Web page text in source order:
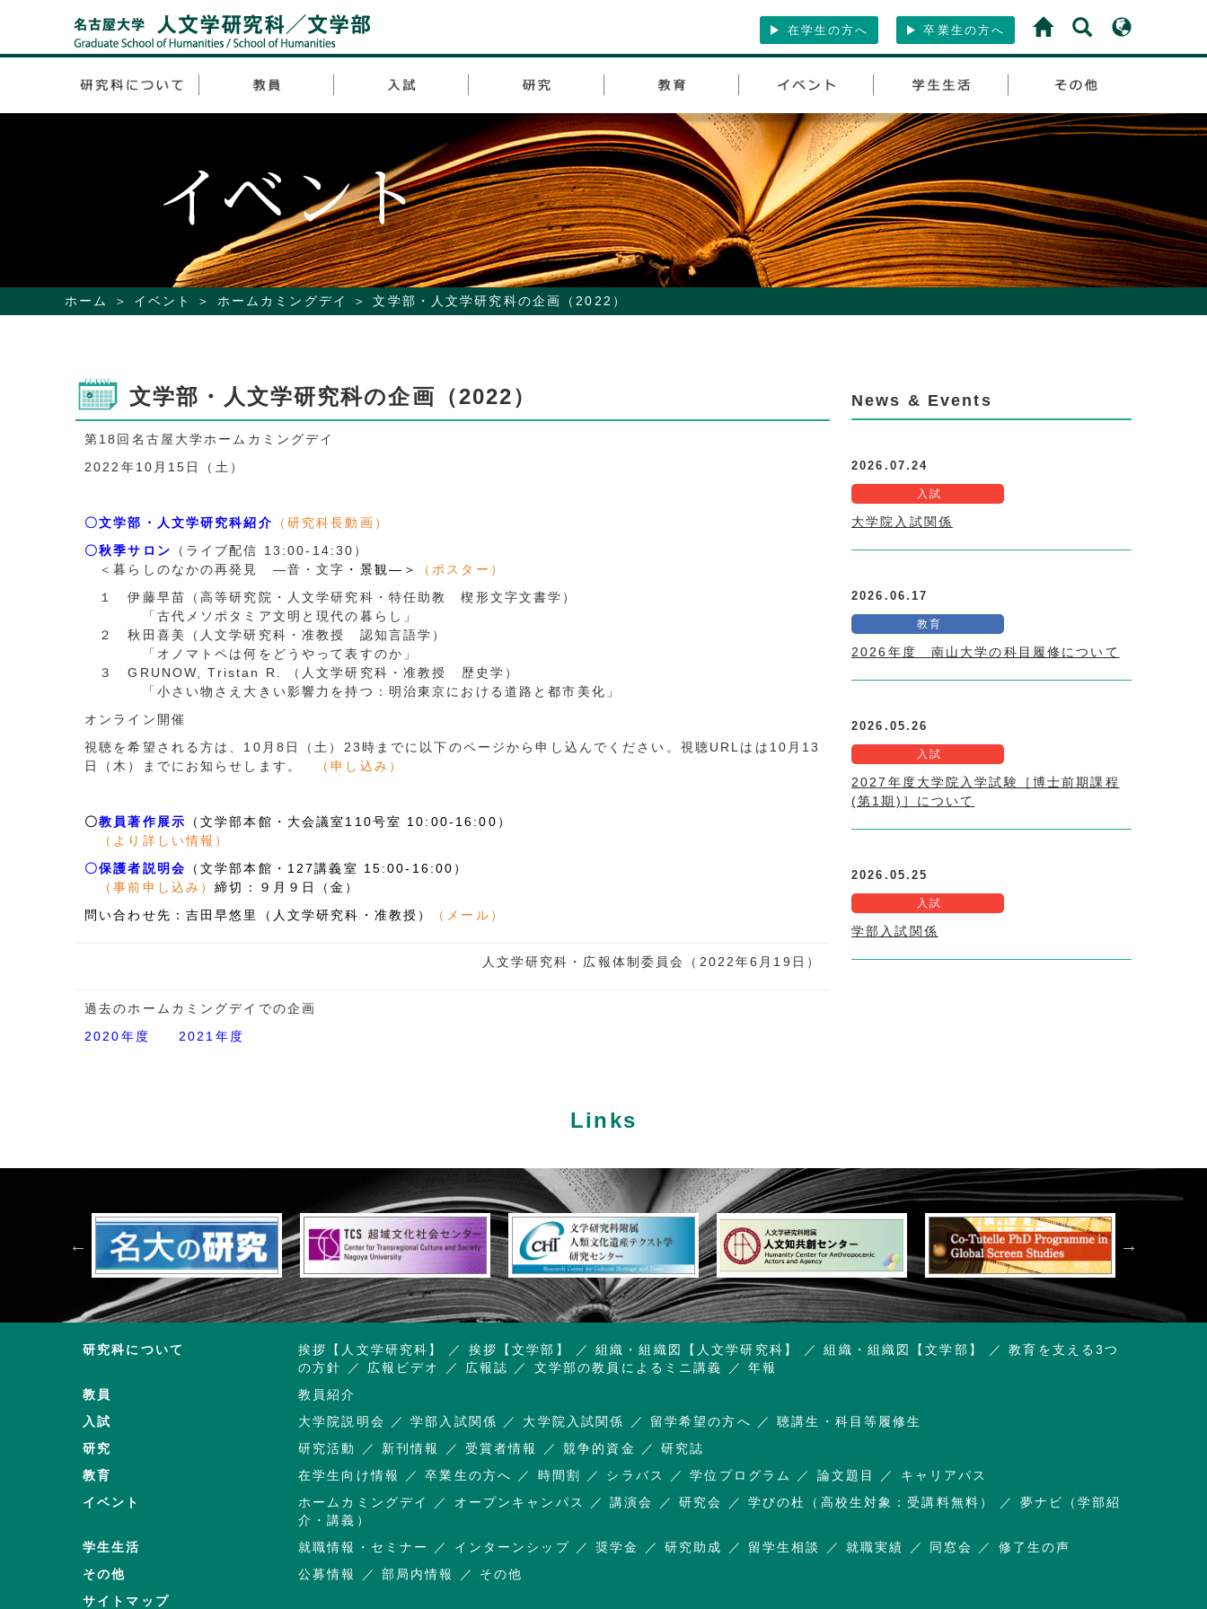
在学生の方へ 卒業生の方へ
ホーム イベント ホームカミングデイ 文学部・人文学研究科の企画（2022）
文学部・人文学研究科の企画（2022）
第18回名古屋大学ホームカミングデイ
2022年10月15日（土）
〇文学部・人文学研究科紹介 （ 研究科長動画 ）
〇秋季サロン
（ライブ配信 13:00-14:30）
＜暮らしのなかの再発見 ―音・文字 ・景観―＞ （ ポスター ）
１ 伊藤早苗（高等研究院・人文学研究科・特任助教 楔形文字文書学）
「古代メソポタミア文明と現代の暮らし」
２ 秋田喜美（人文学研究科・准教授 認知言語学）
「オノマトペは何をどうやって表すのか」
３ GRUNOW, Tristan R. （人文学研究科・准教授 歴史学）
「小さい物さえ大きい影響力を持つ：明治東京における道路と都市美化」
オンライン開催
視聴を希望される方は、10月8日（土）23時までに以下のページから申し込んでください。視聴URLはは10月13
日（木）までにお知らせします。
（申し込み ）
〇教員著作展示
（文学部本館・大会議室110号室 10:00-16:00）
（ より詳しい情報 ）
〇保護者説明会
（文学部本館・127講義室
15:00-16:00）
（事前申し込み ）締切：
９月９日（金）
問い合わせ先：吉田早悠里（人文学研究科・准教授）
（ メール ）
人文学研究科・広報体制委員会（2022年6月19日）
過去のホームカミングデイでの企画
2020年度
2021年度
News & Events
2026.07.24
入試
大学院入試関係
2026.06.17
教育
2026年度 南山大学の科目履修について
2026.05.26
入試
2027年度大学院入学試験［博士前期課程
(第1期)］について
2026.05.25
入試
学部入試関係
Links
研究科について 挨拶【人文学研究科】 挨拶【文学部】 組織・組織図【人文学研究科】 組織・組織図【文学部】
教育を支える3つ
の方針
広報ビデオ 広報誌 文学部の教員によるミニ講義
年報
教員
教員紹介
入試
大学院説明会 学部入試関係 大学院入試関係 留学希望の方へ
聴講生・科目等履修生
研究
研究活動 新刊情報 受賞者情報 競争的資金
研究誌
教育
在学生向け情報 卒業生の方へ 時間割 シラバス 学位プログラム 論文題目
キャリアパス
イベント
ホームカミングデイ オープンキャンパス 講演会 研究会 学びの杜（高校生対象：受講料無料）
夢ナビ（学部紹
介・講義）
学生生活
就職情報・セミナー インターンシップ 奨学金 研究助成 留学生相談 就職実績 同窓会
修了生の声
その他
公募情報 部局内情報
その他
サイトマップ